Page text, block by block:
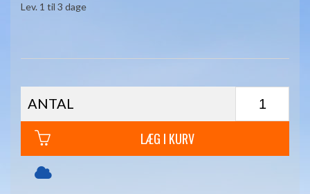
Lev. 1 til 3 dage
ANTAL
LÆG I KURV